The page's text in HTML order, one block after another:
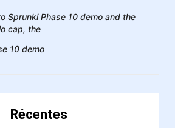
Sprunki Phase 10 demo and the
cap, the
10 demo
Récentes